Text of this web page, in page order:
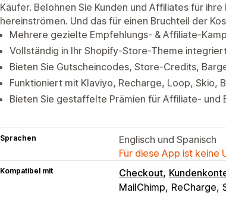
Käufer. Belohnen Sie Kunden und Affiliates für
hereinströmen. Und das für einen Bruchteil der
Mehrere gezielte Empfehlungs- & Affiliate-
Vollständig in Ihr Shopify-Store-Theme
Bieten Sie Gutscheincodes, Store-Credits,
Funktioniert mit Klaviyo, Recharge, Loop, Skio,
Bieten Sie gestaffelte Prämien für Affiliate- und
Sprachen
Englisch und Spanisch
Für diese App ist keine
Kompatibel mit Checkout
MailChimp ReCharge